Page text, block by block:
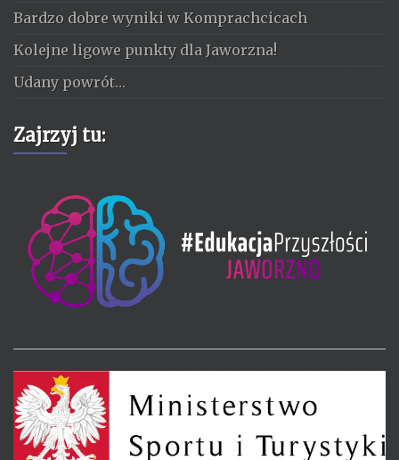
Bardzo dobre wyniki w Komprachcicach
Kolejne ligowe punkty dla Jaworzna!
Udany powrót…
Zajrzyj tu: